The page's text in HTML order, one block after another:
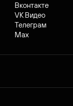
Вконтакте
VK Видео
Телеграм
Max